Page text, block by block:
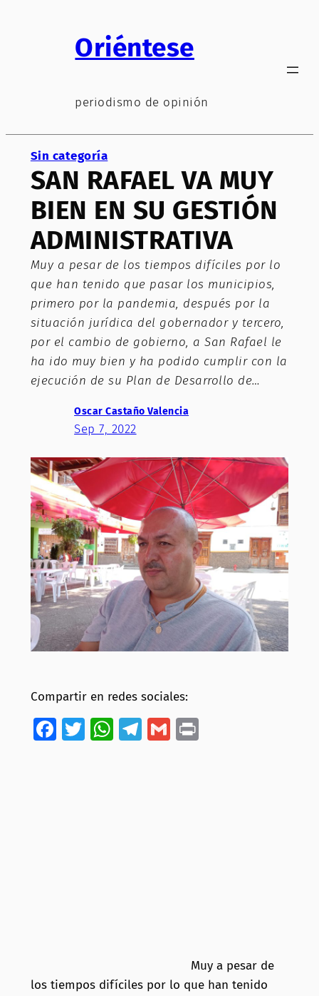
Oriéntese
periodismo de opinión
Sin categoría
SAN RAFAEL VA MUY
BIEN EN SU GESTIÓN
ADMINISTRATIVA
Muy a pesar de los tiempos difíciles por lo
que han tenido que pasar los municipios,
primero por la pandemia, después por la
situación jurídica del gobernador y tercero,
por el cambio de gobierno, a San Rafael le
ha ido muy bien y ha podido cumplir con la
ejecución de su Plan de Desarrollo de…
Oscar Castaño Valencia
Sep 7, 2022
Compartir en redes sociales:
Facebook
Twitter
WhatsApp
Telegram
Gmail
Muy a pesar de
los tiempos difíciles por lo que han tenido